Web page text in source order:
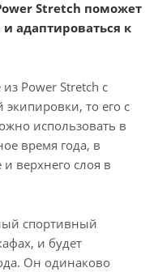
Stretch поможет
адаптироваться к
Power Stretch с
то его с
использовать в
время года, в
и верхнего слоя в
спортивный
и будет
Он одинаково